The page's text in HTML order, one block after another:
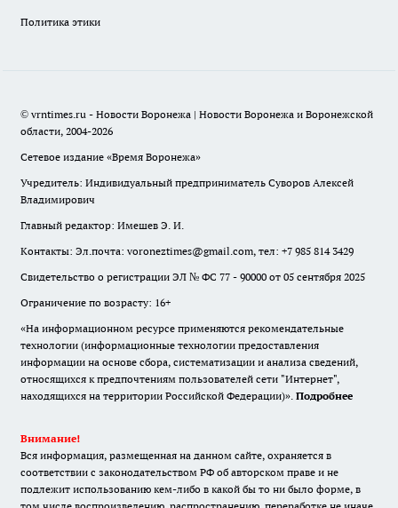
Политика этики
© vrntimes.ru - Новости Воронежа | Новости Воронежа и Воронежской
области, 2004-2026
Сетевое издание «Время Воронежа»
Учредитель: Индивидуальный предприниматель Суворов Алексей
Владимирович
Главный редактор: Имешев Э. И.
Контакты: Эл.почта: voroneztimes@gmail.com, тел: +7 985 814 3429
Свидетельство о регистрации ЭЛ № ФС 77 - 90000 от 05 сентября 2025
Ограничение по возрасту: 16+
«На информационном ресурсе применяются рекомендательные
технологии (информационные технологии предоставления
информации на основе сбора, систематизации и анализа сведений,
относящихся к предпочтениям пользователей сети "Интернет",
находящихся на территории Российской Федерации)». Подробнее
Внимание!
Вся информация, размещенная на данном сайте, охраняется в
соответствии с законодательством РФ об авторском праве и не
подлежит использованию кем-либо в какой бы то ни было форме, в